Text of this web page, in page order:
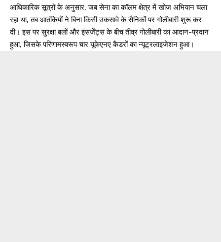
आधिकारिक सूत्रों के अनुसार, जब सेना का कॉलम क्षेत्र में खोज अभियान चला
रहा था, तब आतंकियों ने बिना किसी उकसावे के सैनिकों पर गोलीबारी शुरू कर
दी। इस पर सुरक्षा बलों और इंसर्जेंट्स के बीच तीव्र गोलीबारी का आदान-प्रदान
हुआ, जिसके परिणामस्वरूप चार यूकेएनए कैडरों का न्यूट्रलाइजेशन हुआ।